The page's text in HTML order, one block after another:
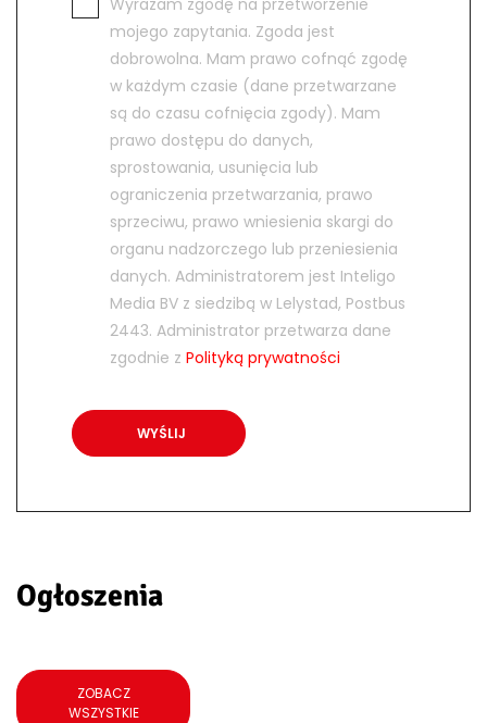
mojego zapytania. Zgoda jest
dobrowolna. Mam prawo cofnąć zgodę
w każdym czasie (dane przetwarzane
są do czasu cofnięcia zgody). Mam
prawo dostępu do danych,
sprostowania, usunięcia lub
ograniczenia przetwarzania, prawo
sprzeciwu, prawo wniesienia skargi do
organu nadzorczego lub przeniesienia
danych. Administratorem jest Inteligo
Media BV z siedzibą w Lelystad, Postbus
2443. Administrator przetwarza dane
zgodnie z Polityką prywatności
Ogłoszenia
ZOBACZ
WSZYSTKIE